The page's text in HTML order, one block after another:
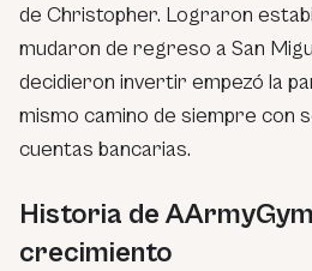
de Christopher. Lograron
mudaron de regreso a San
decidieron invertir empezó la
mismo camino de siempre con
cuentas bancarias.
Historia de
crecimiento